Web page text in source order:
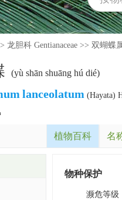
龙胆科 Gentianaceae >> 双蝴蝶
(yù shān shuāng hú dié)
lanceolatum (Hayata)
植物百科 名
物种保护
濒危等级